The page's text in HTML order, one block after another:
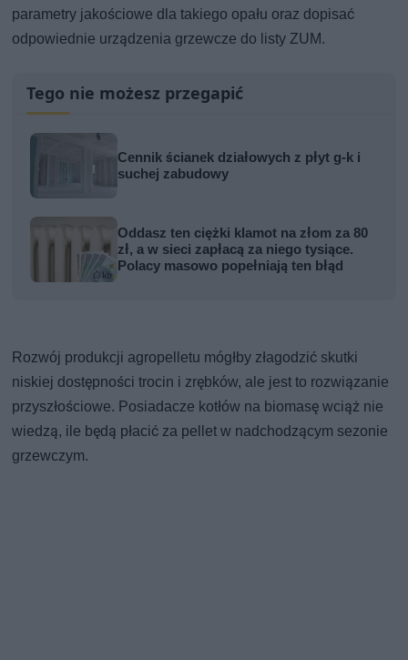
parametry jakościowe dla takiego opału oraz dopisać
odpowiednie urządzenia grzewcze do listy ZUM.
Tego nie możesz przegapić
Cennik ścianek działowych z płyt g-k i
suchej zabudowy
Oddasz ten ciężki klamot na złom za 80
zł, a w sieci zapłacą za niego tysiące.
Polacy masowo popełniają ten błąd
Rozwój produkcji agropelletu mógłby złagodzić skutki
niskiej dostępności trocin i zrębków, ale jest to rozwiązanie
przyszłościowe. Posiadacze kotłów na biomasę wciąż nie
wiedzą, ile będą płacić za pellet w nadchodzącym sezonie
grzewczym.